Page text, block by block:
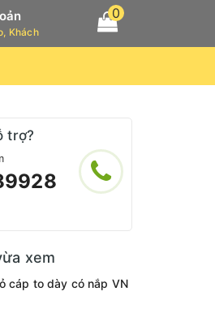
Khách
0
trợ?
xem
cáp to dày có nắp VN